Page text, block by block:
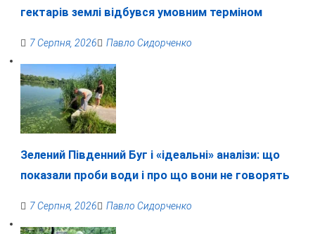
гектарів землі відбувся умовним терміном
7 Серпня, 2026 Павло Сидорченко
Зелений Південний Буг і «ідеальні» аналізи: що
показали проби води і про що вони не говорять
7 Серпня, 2026 Павло Сидорченко